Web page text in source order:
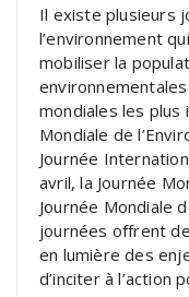
Il existe plusieurs
l’environnement
mobiliser la
mondiales les plus
Mondiale de
Journée
avril, la Journée
Journée Mondiale
journées offrent
en lumière des
d’inciter à